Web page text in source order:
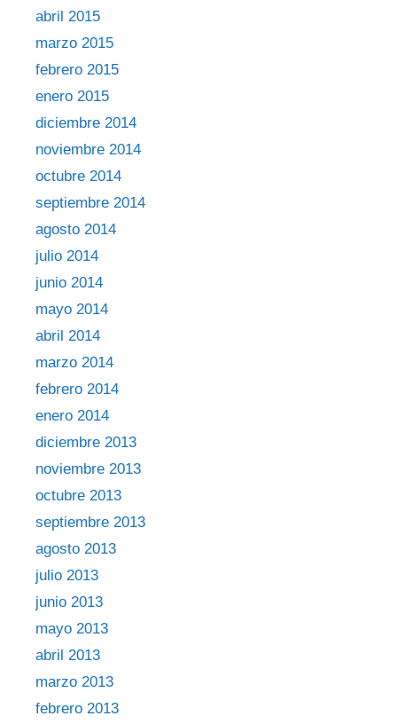
abril 2015
marzo 2015
febrero 2015
enero 2015
diciembre 2014
noviembre 2014
octubre 2014
septiembre 2014
agosto 2014
julio 2014
junio 2014
mayo 2014
abril 2014
marzo 2014
febrero 2014
enero 2014
diciembre 2013
noviembre 2013
octubre 2013
septiembre 2013
agosto 2013
julio 2013
junio 2013
mayo 2013
abril 2013
marzo 2013
febrero 2013